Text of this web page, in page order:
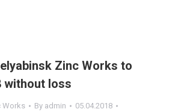
Zinc Works to
without loss
Works By admin
05.04.2018